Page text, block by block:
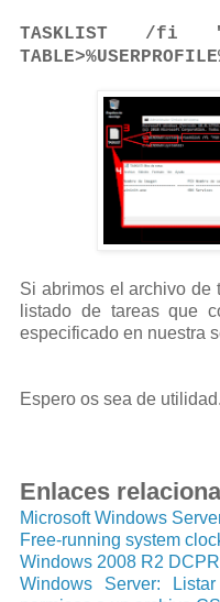
TASKLIST /fi
Si abrimos el archivo de
listado de tareas que
especificado en nuestra
Espero os sea de utilidad.
Enlaces
Microsoft Windows
Free-running system
Windows 2008 R2
Windows Server: